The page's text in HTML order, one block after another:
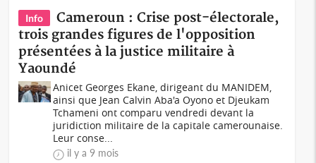
Info
Cameroun : Crise post-électorale,
trois grandes figures de l'opposition
présentées à la justice militaire à
Yaoundé
Anicet Georges Ekane, dirigeant du MANIDEM,
ainsi que Jean Calvin Aba'a Oyono et Djeukam
Tchameni ont comparu vendredi devant la
juridiction militaire de la capitale camerounaise.
Leur conse...
il y a 9 mois